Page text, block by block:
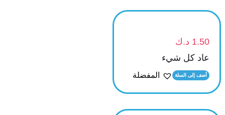
1.50 د.ك
عاد كل شيء
أضف إلى السلة المفضلة